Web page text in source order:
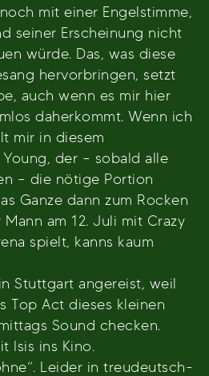
mit einer Engelstimme,
seiner Erscheinung nicht
würde. Das, was diese
hervorbringen, setzt
auch wenn es mir hier
daherkommt. Wenn ich
mir in diesem
der – sobald alle
– die nötige Portion
Ganze dann zum Rocken
am 12. Juli mit Crazy
spielt, kanns kaum
Stuttgart angereist, weil
Top Act dieses kleinen
Sound checken.
Isis ins Kino.
Leider in treudeutsch-